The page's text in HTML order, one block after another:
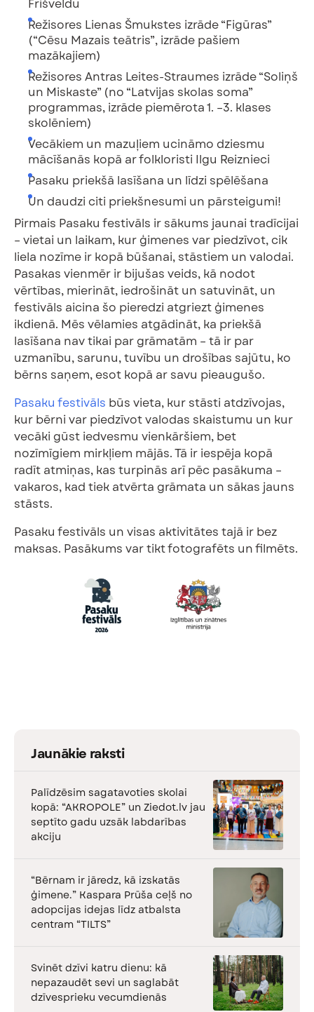
Frišveldu
Režisores Lienas Šmukstes izrāde “Figūras”
(“Cēsu Mazais teātris”, izrāde pašiem
mazākajiem)
Režisores Antras Leites-Straumes izrāde “Soliņš
un Miskaste” (no “Latvijas skolas soma”
programmas, izrāde piemērota 1. –3. klases
skolēniem)
Vecākiem un mazuļiem ucināmo dziesmu
mācīšanās kopā ar folkloristi Ilgu Reiznieci
Pasaku priekšā lasīšana un līdzi spēlēšana
Un daudzi citi priekšnesumi un pārsteigumi!
Pirmais Pasaku festivāls ir sākums jaunai tradīcijai
– vietai un laikam, kur ģimenes var piedzīvot, cik
liela nozīme ir kopā būšanai, stāstiem un valodai.
Pasakas vienmēr ir bijušas veids, kā nodot
vērtības, mierināt, iedrošināt un satuvināt, un
festivāls aicina šo pieredzi atgriezt ģimenes
ikdienā. Mēs vēlamies atgādināt, ka priekšā
lasīšana nav tikai par grāmatām – tā ir par
uzmanību, sarunu, tuvību un drošības sajūtu, ko
bērns saņem, esot kopā ar savu pieaugušo.
Pasaku festivāls būs vieta, kur stāsti atdzīvojas,
kur bērni var piedzīvot valodas skaistumu un kur
vecāki gūst iedvesmu vienkāršiem, bet
nozīmīgiem mirkļiem mājās. Tā ir iespēja kopā
radīt atmiņas, kas turpinās arī pēc pasākuma –
vakaros, kad tiek atvērta grāmata un sākas jauns
stāsts.
Pasaku festivāls un visas aktivitātes tajā ir bez
maksas. Pasākums var tikt fotografēts un filmēts.
Jaunākie raksti
Palīdzēsim sagatavoties skolai
kopā: “AKROPOLE” un Ziedot.lv jau
septīto gadu uzsāk labdarības
akciju
“Bērnam ir jāredz, kā izskatās
ģimene.” Kaspara Prūša ceļš no
adopcijas idejas līdz atbalsta
centram “TILTS”
Svinēt dzīvi katru dienu: kā
nepazaudēt sevi un saglabāt
dzīvesprieku vecumdienās